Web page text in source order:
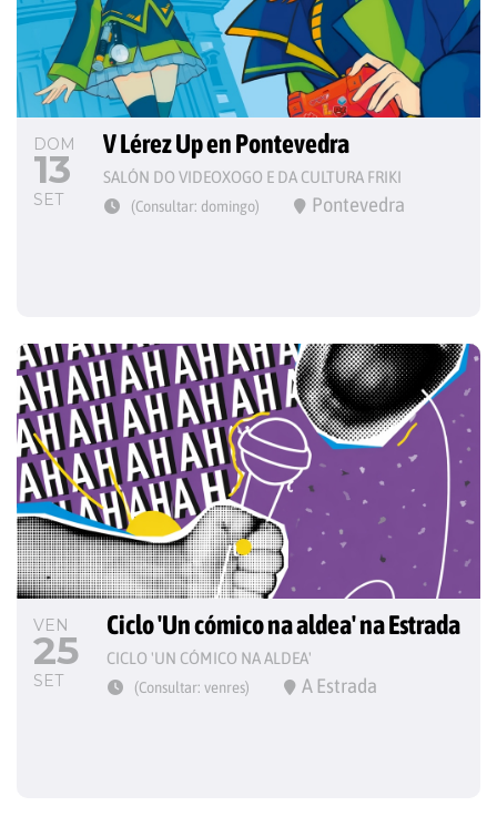
DOM
13
SET
V Lérez Up en Pontevedra
SALÓN DO VIDEOXOGO E DA CULTURA FRIKI
(Consultar: domingo) Pontevedra
VEN
25
SET
Ciclo 'Un cómico na aldea' na Estrada
CICLO 'UN CÓMICO NA ALDEA'
(Consultar: venres) A Estrada